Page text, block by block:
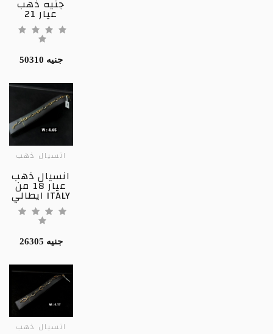
جنيه ذهب
عيار 21
50310 جنيه
انسيال ذهب
انسيال ذهب
عيار 18 من
ايطالي ITALY
26305 جنيه
انسيال ذهب